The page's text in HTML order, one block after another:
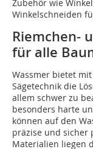
Zubehör wie
Winkelschneiden
Riemchen-
für alle
Wassmer bietet
Sägetechnik die
allem schwer zu
besonders harte
können auf den
präzise und sicher
Materialien liegen